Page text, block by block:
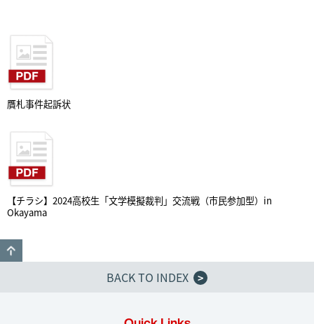
贋札事件起訴状
【チラシ】2024高校生「文学模擬裁判」交流戦（市民参加型）in
Okayama
BACK TO INDEX
>